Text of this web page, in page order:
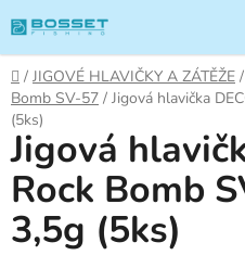
na
obsah
Domů
/ JIGOVÉ HLAVIČKY A ZÁTĚŽE /
Bomb SV-57 / Jigová hlavička
(5ks)
Jigová
Rock Bomb
3,5g (5ks)